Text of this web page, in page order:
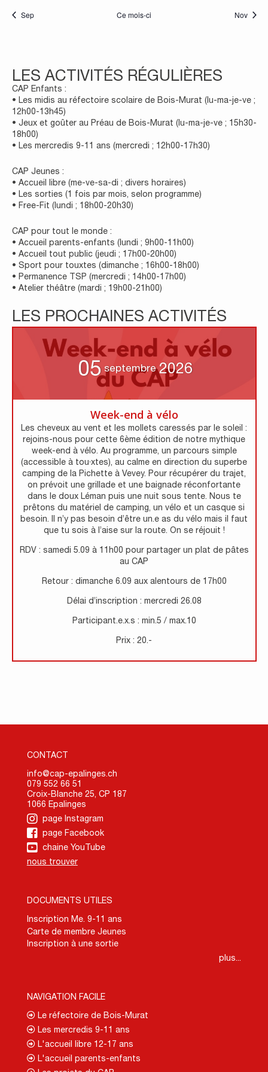
Sep Ce mois-ci Nov
LES ACTIVITÉS RÉGULIÈRES
CAP Enfants :
• Les midis au réfectoire scolaire de Bois-Murat (lu-ma-je-ve ;
12h00-13h45)
• Jeux et goûter au Préau de Bois-Murat (lu-ma-je-ve ; 15h30-
18h00)
• Les mercredis 9-11 ans (mercredi ; 12h00-17h30)
CAP Jeunes :
• Accueil libre (me-ve-sa-di ; divers horaires)
• Les sorties (1 fois par mois, selon programme)
• Free-Fit (lundi ; 18h00-20h30)
CAP pour tout le monde :
• Accueil parents-enfants (lundi ; 9h00-11h00)
• Accueil tout public (jeudi ; 17h00-20h00)
• Sport pour touxtes (dimanche ; 16h00-18h00)
• Permanence TSP (mercredi ; 14h00-17h00)
• Atelier théâtre (mardi ; 19h00-21h00)
LES PROCHAINES ACTIVITÉS
05 septembre 2026
Week-end à vélo
Les cheveux au vent et les mollets caressés par le soleil :
rejoins-nous pour cette 6ème édition de notre mythique
week-end à vélo. Au programme, un parcours simple
(accessible à tou·xtes), au calme en direction du superbe
camping de la Pichette à Vevey. Pour récupérer du trajet,
on prévoit une grillade et une baignade réconfortante
dans le doux Léman puis une nuit sous tente. Nous te
prêtons du matériel de camping, un vélo et un casque si
besoin. Il n’y pas besoin d’être un.e as du vélo mais il faut
que tu sois à l’aise sur la route. On se réjouit !
RDV : samedi 5.09 à 11h00 pour partager un plat de pâtes
au CAP
Retour : dimanche 6.09 aux alentours de 17h00
Délai d’inscription : mercredi 26.08
Participant.e.x.s : min.5 / max.10
Prix : 20.-
CONTACT
info@cap-epalinges.ch
079 552 66 51
Croix-Blanche 25, CP 187
1066 Epalinges
page Instagram
page Facebook
chaine YouTube
nous trouver
DOCUMENTS UTILES
Inscription Me. 9-11 ans
Carte de membre Jeunes
Inscription à une sortie
plus...
NAVIGATION FACILE
Le réfectoire de Bois-Murat
Les mercredis 9-11 ans
L'accueil libre 12-17 ans
L'accueil parents-enfants